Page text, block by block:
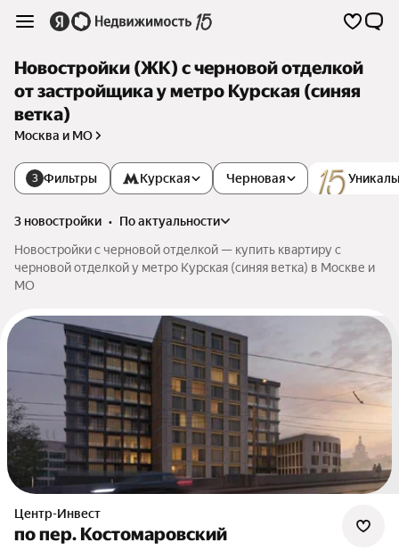
Новостройки (ЖК) с черновой отделкой
от застройщика у метро Курская (синяя
ветка)
Москва и МО
3 Фильтры Курская Черновая
3 новостройки •
по актуальности
Новостройки с черновой отделкой — купить квартиру с
черновой отделкой у метро Курская (синяя ветка) в Москве и
МО
Центр-Инвест
по пер. Костомаровский